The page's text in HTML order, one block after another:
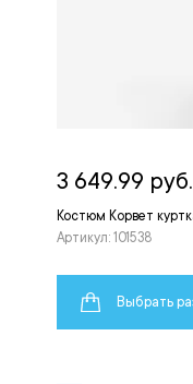
Костюм Корвет
Артикул: 101538
3 649.99 руб.
Выбрать